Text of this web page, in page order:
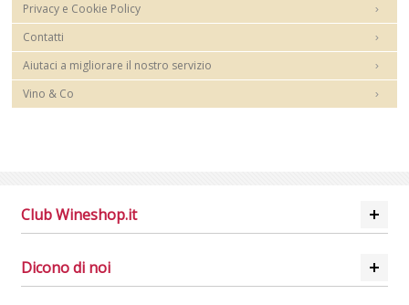
Privacy e Cookie Policy
Contatti
Aiutaci a migliorare il nostro servizio
Vino & Co
Club Wineshop.it
Dicono di noi